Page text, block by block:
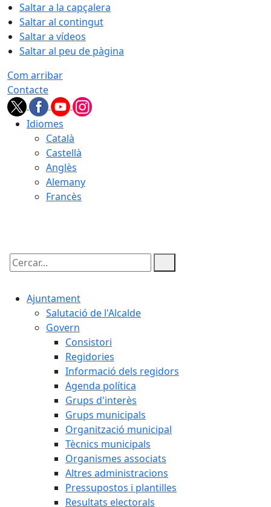
Saltar a la capçalera
Saltar al contingut
Saltar a vídeos
Saltar al peu de pàgina
Com arribar
Contacte
Idiomes
Català
Castellà
Anglès
Alemany
Francès
Cercar:
Ajuntament
Salutació de l'Alcalde
Govern
Consistori
Regidories
Informació dels regidors
Agenda política
Grups d'interès
Grups municipals
Organització municipal
Tècnics municipals
Organismes associats
Altres administracions
Pressupostos i plantilles
Resultats electorals